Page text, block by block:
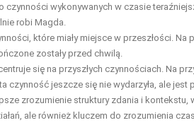
wykonywanych w czasie
robi Magda.
które miały miejsce w przeszłości. Na
zostały przed chwilą.
się na przyszłych czynnościach. Na
czynność jeszcze się nie wydarzyła, ale jest
zrozumienie struktury zdania i
ale również kluczem do zrozumienia